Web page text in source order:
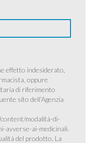
effetto indesiderato,
oppure
di riferimento
sito dell’Agenzia
modalità-di-
avverse-ai-medicinali.
del prodotto, La